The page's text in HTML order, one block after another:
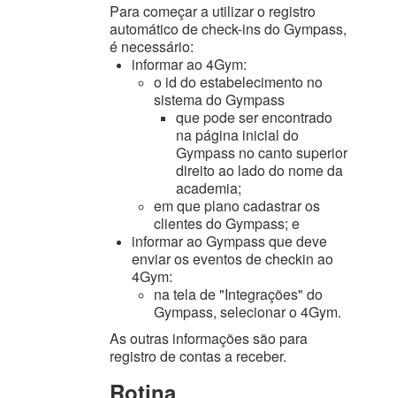
Para começar a utilizar o registro
automático de check-ins do Gympass,
é necessário:
informar ao 4Gym:
o id do estabelecimento no
sistema do Gympass
que pode ser encontrado
na página inicial do
Gympass no canto superior
direito ao lado do nome da
academia;
em que plano cadastrar os
clientes do Gympass; e
informar ao Gympass que deve
enviar os eventos de checkin ao
4Gym:
na tela de "Integrações" do
Gympass, selecionar o 4Gym.
As outras informações são para
registro de contas a receber.
Rotina